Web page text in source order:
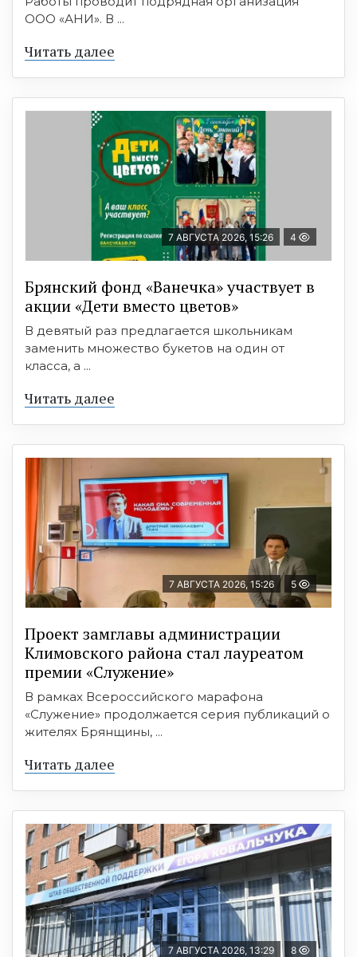
ООО «АНИ». В ...
Читать далее
7 АВГУСТА 2026, 15:26 4
Брянский фонд «Ванечка» участвует в
акции «Дети вместо цветов»
В девятый раз предлагается школьникам
заменить множество букетов на один от
класса, а ...
Читать далее
7 АВГУСТА 2026, 15:26 5
Проект замглавы администрации
Климовского района стал лауреатом
премии «Служение»
В рамках Всероссийского марафона
«Служение» продолжается серия публикаций о
жителях Брянщины, ...
Читать далее
7 АВГУСТА 2026, 13:29 8